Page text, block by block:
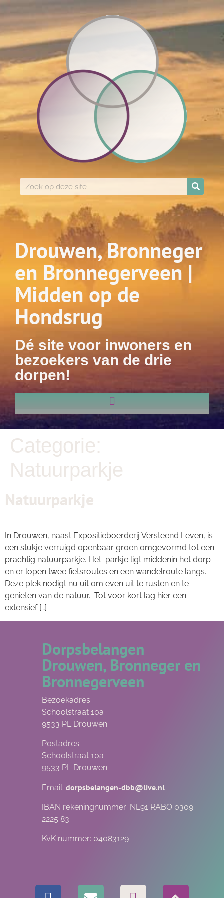
Drouwen, Bronneger
en Bronnegerveen |
Midden op de
Hondsrug
Dé site voor inwoners en
bezoekers van de drie
dorpen!
Categorie:
Natuurparkje
Natuurparkje
In Drouwen, naast Expositieboerderij Versteend Leven, is
een stukje verruigd openbaar groen omgevormd tot een
prachtig natuurparkje. Het parkje ligt middenin het dorp
en er lopen twee fietsroutes en een wandelroute langs.
Deze plek nodigt nu uit om even uit te rusten en te
genieten van de natuur. Tot voor kort lag hier een
extensief […]
Dorpsbelangen
Drouwen, Bronneger en
Bronnegerveen
Bezoekadres:
Schoolstraat 10a
9533 PL Drouwen
Postadres:
Schoolstraat 10a
9533 PL Drouwen
Email: dorpsbelangen-dbb@live.nl
IBAN rekeningnummer: NL91 RABO 0309
2225 83
KvK nummer: 04083129